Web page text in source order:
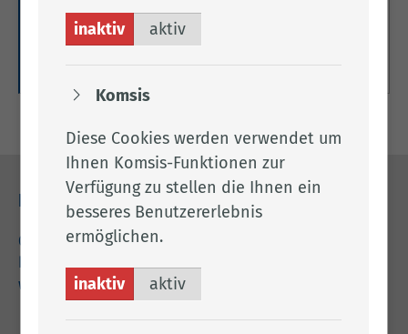
Hier finden Sie Leitlinien zur Migration und
Integration im Landkreis Cloppenburg.
Weitere Informationen
Kontakt
04471 15 0
www.lkclp.de
inaktiv aktiv
Komsis
Diese Cookies werden verwendet um
Ihnen Komsis-Funktionen zur
Verfügung zu stellen die Ihnen ein
besseres Benutzererlebnis
ermöglichen.
inaktiv aktiv